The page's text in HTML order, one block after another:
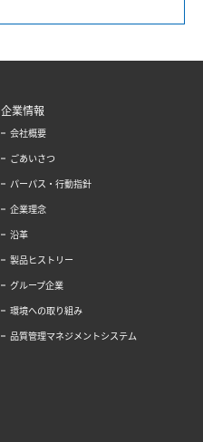
企業情報
会社概要
ごあいさつ
パーパス・行動指針
企業理念
沿革
製品ヒストリー
グループ企業
環境への取り組み
品質管理マネジメントシステム